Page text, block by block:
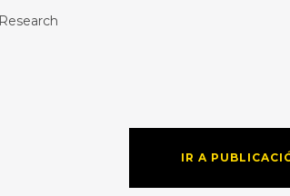
IR A